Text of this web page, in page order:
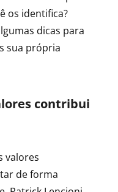
os identifica?
dicas para
sua própria
contribui
valores
de forma